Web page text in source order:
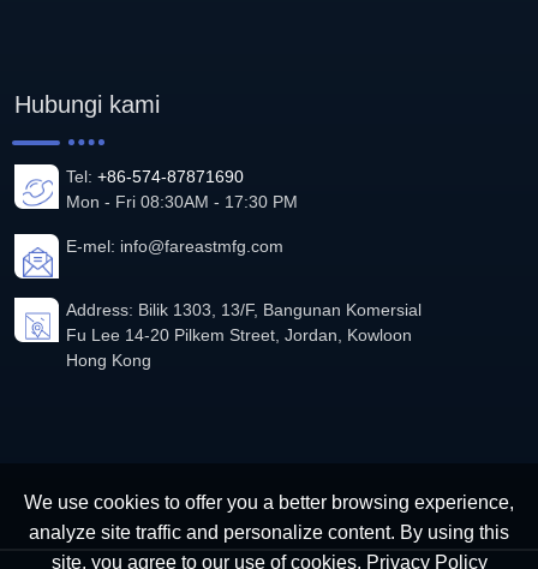
Hubungi kami
Tel: +86-574-87871690
Mon - Fri 08:30AM - 17:30 PM
E-mel: info@fareastmfg.com
Address: Bilik 1303, 13/F, Bangunan Komersial
Fu Lee 14-20 Pilkem Street, Jordan, Kowloon
Hong Kong
We use cookies to offer you a better browsing experience,
analyze site traffic and personalize content. By using this
site, you agree to our use of cookies. Privacy Policy